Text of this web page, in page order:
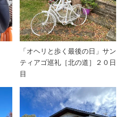
「オヘリと歩く最後の日」サン
ティアゴ巡礼［北の道］２０日
目